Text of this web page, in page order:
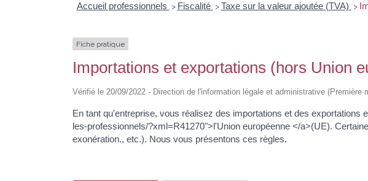
Accueil professionnels > Fiscalité > Taxe sur la valeur ajoutée (TVA) >
Fiche pratique
Importations et exportations (hors Union
Vérifié le 20/09/2022 - Direction de l'information légale et administrative (Première
En tant qu'entreprise, vous réalisez des importations et des
les-professionnels/?xml=R41270">l'Union européenne </a>(UE).
exonération., etc.). Nous vous présentons ces règles.